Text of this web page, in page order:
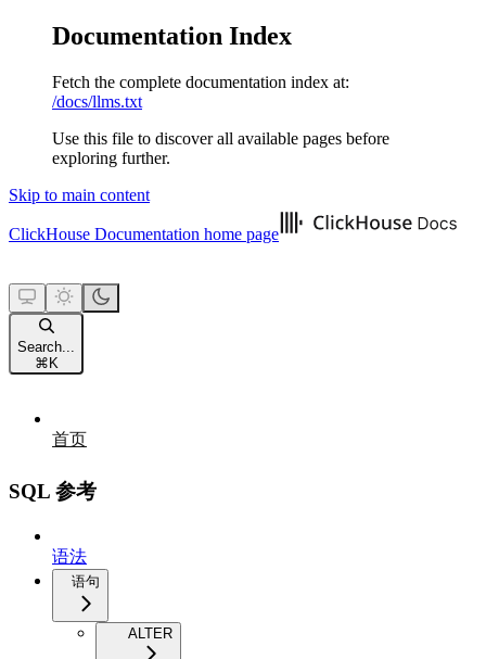
Documentation Index
Fetch the complete documentation index at:
/docs/llms.txt
Use this file to discover all available pages before
exploring further.
Skip to main content
ClickHouse Documentation home page
Search...
⌘ K
首页
SQL 参考
语法
语句
ALTER